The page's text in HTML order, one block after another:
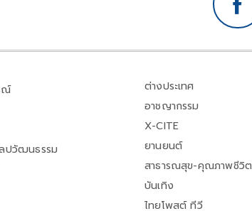
ณ์
ปวัฒนธรรม
ต่างประเทศ
อาชญากรรม
X-CITE
ยานยนต์
สาธารณสุข-คุณภาพชีวิต
บันเทิง
ไทยโพสต์ ทีวี